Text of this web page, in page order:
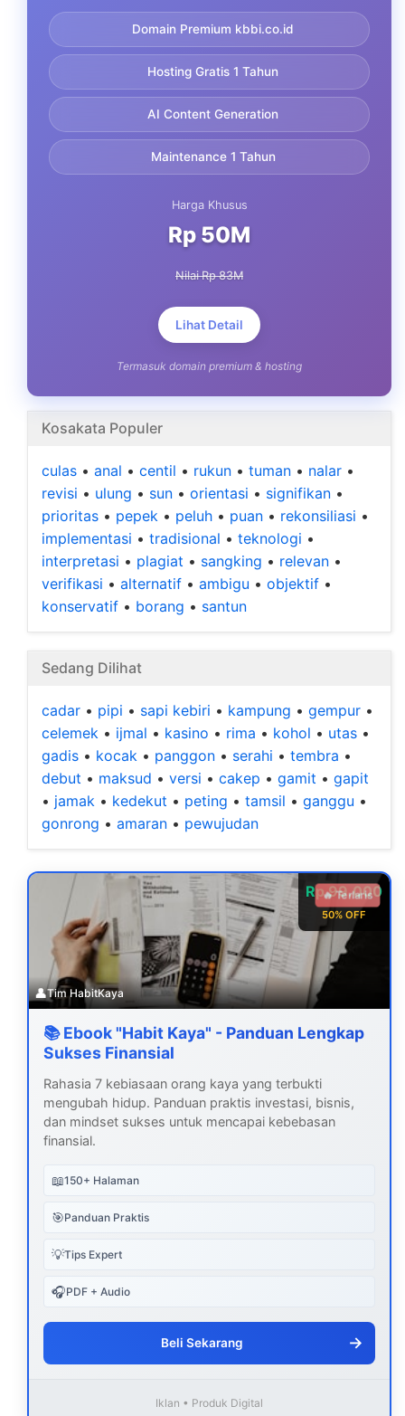
Domain Premium kbbi.co.id
Hosting Gratis 1 Tahun
AI Content Generation
Maintenance 1 Tahun
Harga Khusus
Rp 50M
Nilai Rp 83M
Lihat Detail
Termasuk domain premium & hosting
Kosakata Populer
culas • anal • centil • rukun • tuman • nalar •
revisi • ulung • sun • orientasi • signifikan •
prioritas • pepek • peluh • puan • rekonsiliasi •
implementasi • tradisional • teknologi •
interpretasi • plagiat • sangking • relevan •
verifikasi • alternatif • ambigu • objektif •
konservatif • borang • santun
Sedang Dilihat
cadar • pipi • sapi kebiri • kampung • gempur •
celemek • ijmal • kasino • rima • kohol • utas •
gadis • kocak • panggon • serahi • tembra •
debut • maksud • versi • cakep • gamit • gapit
• jamak • kedekut • peting • tamsil • ganggu •
gonrong • amaran • pewujudan
Rp 99.000
50% OFF
🔥 Terlaris
👤Tim HabitKaya
📚 Ebook "Habit Kaya" - Panduan Lengkap
Sukses Finansial
Rahasia 7 kebiasaan orang kaya yang terbukti
mengubah hidup. Panduan praktis investasi, bisnis,
dan mindset sukses untuk mencapai kebebasan
finansial.
📖150+ Halaman
🎯Panduan Praktis
💡Tips Expert
🎧PDF + Audio
Beli Sekarang →
Iklan • Produk Digital